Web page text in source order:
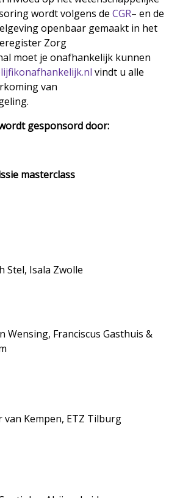
wordt volgens de CGR– en de
openbaar gemaakt in het
Zorg
moet je onafhankelijk kunnen
vindt u alle
van
gesponsord door:
masterclass
Stel, Isala Zwolle
Franciscus Gasthuis &
van Kempen, ETZ Tilburg